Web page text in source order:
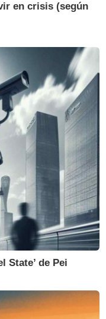
en crisis (según
State’ de Pei